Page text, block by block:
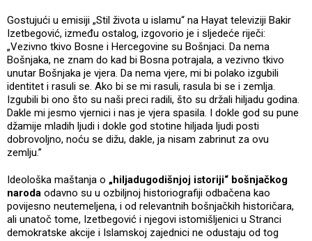
Gostujući u emisiji „Stil života u islamu“ na Hayat televiziji Bakir
Izetbegović, između ostalog, izgovorio je i sljedeće riječi:
„Vezivno tkivo Bosne i Hercegovine su Bošnjaci. Da nema
Bošnjaka, ne znam do kad bi Bosna potrajala, a vezivno tkivo
unutar Bošnjaka je vjera. Da nema vjere, mi bi polako izgubili
identitet i rasuli se. Ako bi se mi rasuli, rasula bi se i zemlja.
Izgubili bi ono što su naši preci radili, što su držali hiljadu godina.
Dakle mi jesmo vjernici i nas je vjera spasila. I dokle god su pune
džamije mladih ljudi i dokle god stotine hiljada ljudi posti
dobrovoljno, noću se dižu, dakle, ja nisam zabrinut za ovu
zemlju.”
Ideološka maštanja o „hiljadugodišnjoj istoriji“ bošnjačkog
naroda odavno su u ozbiljnoj historiografiji odbačena kao
povijesno neutemeljena, i od relevantnih bošnjačkih historičara,
ali unatoč tome, Izetbegović i njegovi istomišljenici u Stranci
demokratske akcije i Islamskoj zajednici ne odustaju od tog